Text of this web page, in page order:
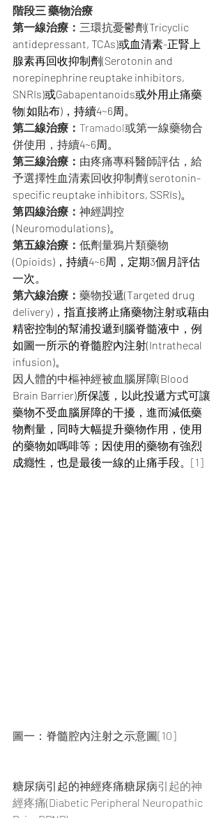
階段三 藥物治療
第一線治療： 三環抗憂鬱劑(Tricyclic
antidepressant, TCAs)或血清素-正腎上
腺素再回收抑制劑(Serotonin and
norepinephrine reuptake inhibitors,
SNRIs)或Gabapentanoids或外用止痛藥
物(如貼布)，持續4~6周。
第二線治療： Tramadol或第一線藥物合
併使用，持續4~6周。
第三線治療： 由疼痛專科醫師評估，給
予選擇性血清素回收抑制劑(serotonin-
specific reuptake inhibitors, SSRIs)。
第四線治療： 神經調控
(Neuromodulations)。
第五線治療： 低劑量鴉片類藥物
(Opioids)，持續4~6周，定期3個月評估
一次。
第六線治療： 藥物投遞(Targeted drug
delivery)，指直接將止痛藥物注射或藉由
精密控制的幫浦投遞到腦脊髓液中，例
如圖一所示的脊髓腔內注射(Intrathecal
infusion)。
因人體的中樞神經被血腦屏障(Blood
Brain Barrier)所保護，以此投遞方式可讓
藥物不受血腦屏障的干擾，進而減低藥
物劑量，同時大幅提升藥物作用，使用
的藥物如嗎啡等；因使用的藥物有強烈
成癮性，也是最後一線的止痛手段。 [1]
圖一：脊髓腔內注射之示意圖[10]
糖尿病引起的神經疼痛糖尿病引起的神
經疼痛(Diabetic Peripheral Neuropathic